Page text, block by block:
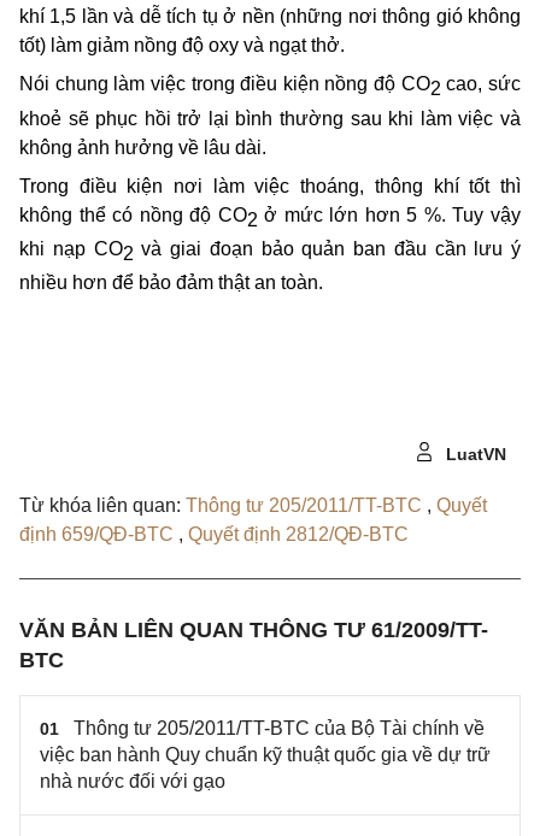
khí 1,5 lần và dễ tích tụ ở nền (những nơi thông gió không
tốt) làm giảm nồng độ oxy và ngạt thở.
Nói chung làm việc trong điều kiện nồng độ CO2 cao, sức
khoẻ sẽ phục hồi trở lại bình thường sau khi làm việc và
không ảnh hưởng về lâu dài.
Trong điều kiện nơi làm việc thoáng, thông khí tốt thì
không thể có nồng độ CO2 ở mức lớn hơn 5 %. Tuy vậy
khi nạp CO2 và giai đoạn bảo quản ban đầu cần lưu ý
nhiều hơn để bảo đảm thật an toàn.
LuatVN
Từ khóa liên quan: Thông tư 205/2011/TT-BTC , Quyết
định 659/QĐ-BTC , Quyết định 2812/QĐ-BTC
VĂN BẢN LIÊN QUAN THÔNG TƯ 61/2009/TT-
BTC
01
Thông tư 205/2011/TT-BTC của Bộ Tài chính về
việc ban hành Quy chuẩn kỹ thuật quốc gia về dự trữ
nhà nước đối với gạo